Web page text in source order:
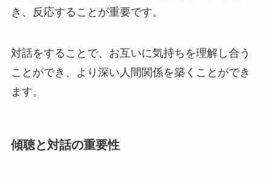
き、反応することが重要です。
対話をすることで、お互いに気持ちを理解し合う
ことができ、より深い人間関係を築くことができ
ます。
傾聴と対話の重要性